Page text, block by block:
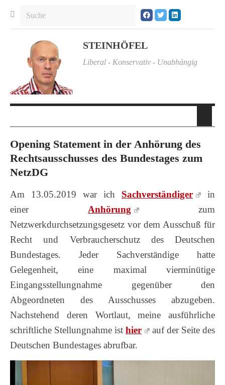
STEINHÖFEL
Liberal - Konservativ - Unabhängig
Opening Statement in der Anhörung des
Rechtsausschusses des Bundestages zum
NetzDG
Am 13.05.2019 war ich Sachverständiger
in
einerAnhörung
zum
Netzwerkdurchsetzungsgesetz vor dem Ausschuß für
Recht und Verbraucherschutz des Deutschen
Bundestages. Jeder Sachverständige hatte
Gelegenheit, eine maximal vierminütige
Eingangsstellungnahme gegenüber den
Abgeordneten des Ausschusses abzugeben.
Nachstehend deren Wortlaut, meine ausführliche
schriftliche Stellungnahme isthier
auf der Seite des
Deutschen Bundestages abrufbar.